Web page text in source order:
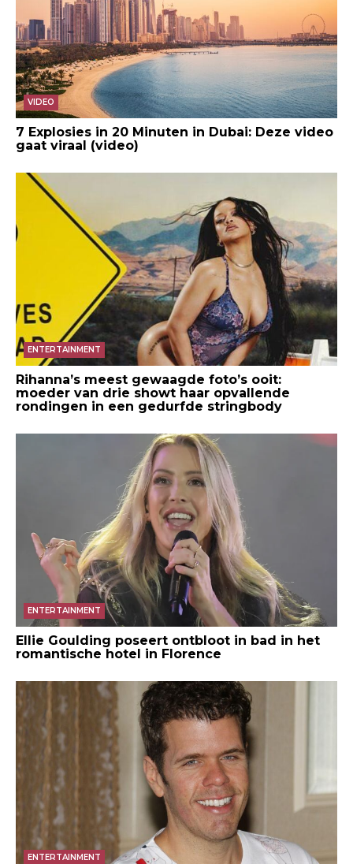
VIDEO
7 Explosies in 20 Minuten in Dubai: Deze video
gaat viraal (video)
ENTERTAINMENT
Rihanna’s meest gewaagde foto’s ooit:
moeder van drie showt haar opvallende
rondingen in een gedurfde stringbody
ENTERTAINMENT
Ellie Goulding poseert ontbloot in bad in het
romantische hotel in Florence
ENTERTAINMENT